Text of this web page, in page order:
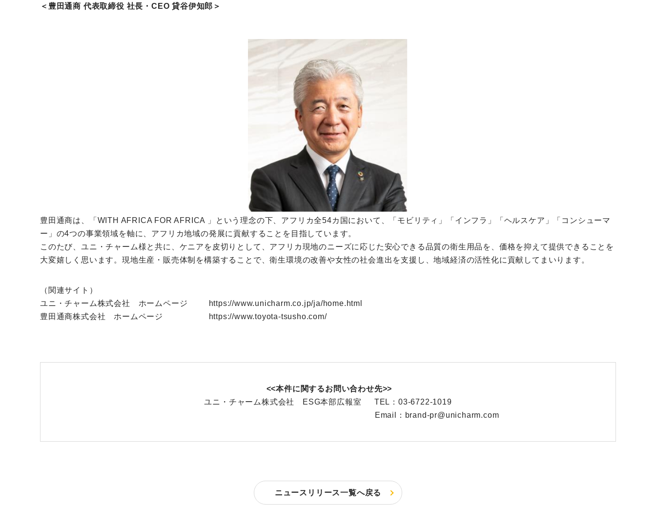
＜豊田通商 代表取締役 社長・CEO 貸谷伊知郎＞
豊田通商は、「WITH AFRICA FOR AFRICA 」という理念の下、アフリカ全54カ国において、「モビリティ」「インフラ」「ヘルスケア」「コンシューマ
ー」の4つの事業領域を軸に、アフリカ地域の発展に貢献することを目指しています。
このたび、ユニ・チャーム様と共に、ケニアを皮切りとして、アフリカ現地のニーズに応じた安心できる品質の衛生用品を、価格を抑えて提供できることを
大変嬉しく思います。現地生産・販売体制を構築することで、衛生環境の改善や女性の社会進出を支援し、地域経済の活性化に貢献してまいります。
（関連サイト）
ユニ・チャーム株式会社 ホームページ
https://www.unicharm.co.jp/ja/home.html
豊田通商株式会社 ホームページ
https://www.toyota-tsusho.com/
<<本件に関するお問い合わせ先>>
ユニ・チャーム株式会社 ESG本部広報室 TEL：03-6722-1019
Email：brand-pr@unicharm.com
ニュースリリース一覧へ戻る